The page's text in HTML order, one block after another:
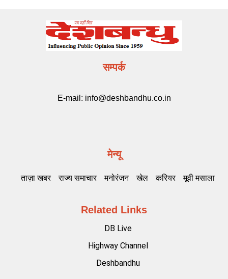
सम्पर्क
E-mail: info@deshbandhu.co.in
मेन्यू
ताज़ा खबर राज्य समाचार मनोरंजन खेल करियर मूवी मसाला
Related Links
DB Live
Highway Channel
Deshbandhu